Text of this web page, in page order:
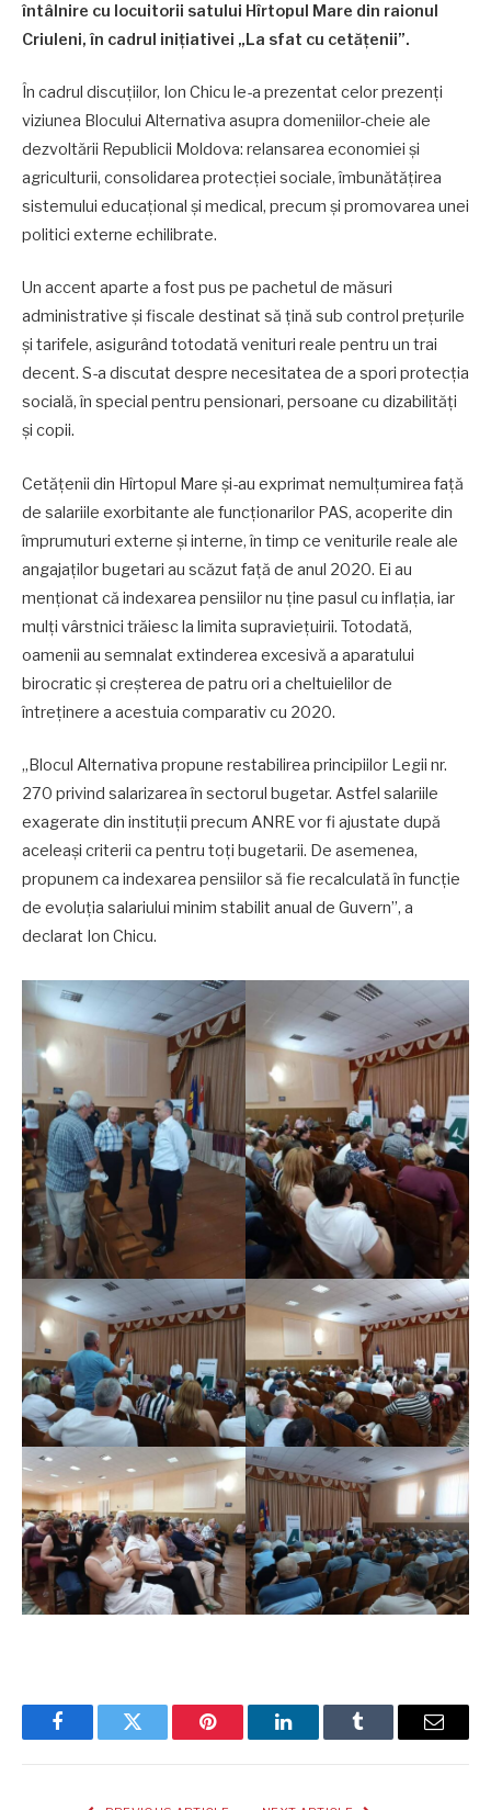
întâlnire cu locuitorii satului Hîrtopul Mare din raionul
Criuleni, în cadrul inițiativei „La sfat cu cetățenii”.
În cadrul discuțiilor, Ion Chicu le-a prezentat celor prezenți
viziunea Blocului Alternativa asupra domeniilor-cheie ale
dezvoltării Republicii Moldova: relansarea economiei și
agriculturii, consolidarea protecției sociale, îmbunătățirea
sistemului educațional și medical, precum și promovarea unei
politici externe echilibrate.
Un accent aparte a fost pus pe pachetul de măsuri
administrative și fiscale destinat să țină sub control prețurile
și tarifele, asigurând totodată venituri reale pentru un trai
decent. S-a discutat despre necesitatea de a spori protecția
socială, în special pentru pensionari, persoane cu dizabilități
și copii.
Cetățenii din Hîrtopul Mare și-au exprimat nemulțumirea față
de salariile exorbitante ale funcționarilor PAS, acoperite din
împrumuturi externe și interne, în timp ce veniturile reale ale
angajaților bugetari au scăzut față de anul 2020. Ei au
menționat că indexarea pensiilor nu ține pasul cu inflația, iar
mulți vârstnici trăiesc la limita supraviețuirii. Totodată,
oamenii au semnalat extinderea excesivă a aparatului
birocratic și creșterea de patru ori a cheltuielilor de
întreținere a acestuia comparativ cu 2020.
„Blocul Alternativa propune restabilirea principiilor Legii nr.
270 privind salarizarea în sectorul bugetar. Astfel salariile
exagerate din instituții precum ANRE vor fi ajustate după
aceleași criterii ca pentru toți bugetarii. De asemenea,
propunem ca indexarea pensiilor să fie recalculată în funcție
de evoluția salariului minim stabilit anual de Guvern”, a
declarat Ion Chicu.
FacebookTwitter Pinterest LinkedInTumblr Email